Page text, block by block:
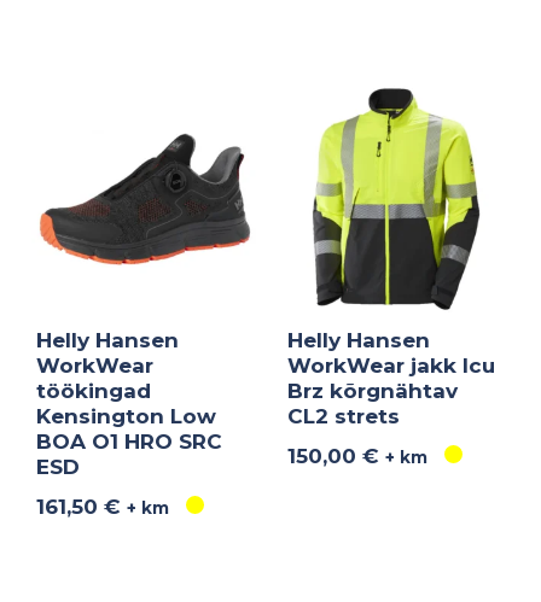
Helly Hansen
WorkWear
töökingad
Kensington Low
BOA O1 HRO SRC
ESD
161,50€ + km
Helly Hansen
WorkWear jakk Icu
Brz kõrgnähtav
CL2 strets
150,00 € + km